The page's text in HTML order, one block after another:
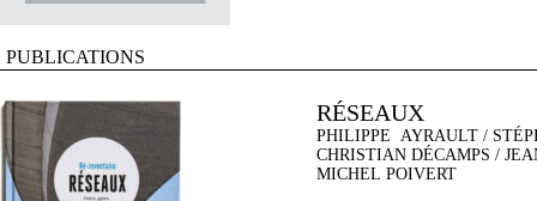
PUBLICATIONS
RÉSEAUX
PHILIPPE AYRAULT /
CHRISTIAN DÉCAMPS /
MICHEL POIVERT